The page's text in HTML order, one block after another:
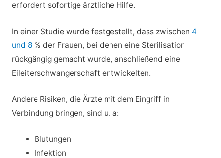
erfordert sofortige ärztliche Hilfe.
In einer Studie wurde festgestellt, dass zwischen 4
und 8 % der Frauen, bei denen eine Sterilisation
rückgängig gemacht wurde, anschließend eine
Eileiterschwangerschaft entwickelten.
Andere Risiken, die Ärzte mit dem Eingriff in
Verbindung bringen, sind u. a:
Blutungen
Infektion